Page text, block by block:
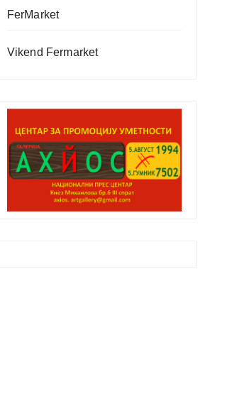
FerMarket
Vikend Fermarket